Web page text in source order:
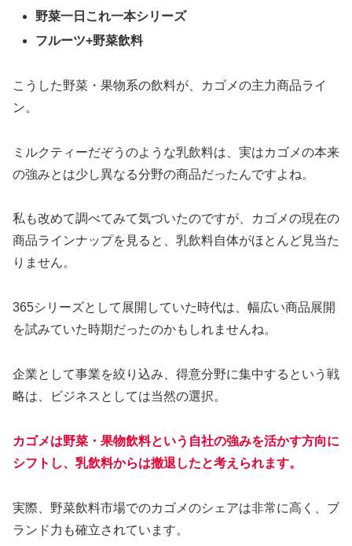
野菜一日これ一本シリーズ
フルーツ+野菜飲料
こうした野菜・果物系の飲料が、カゴメの主力商品ライ
ン。
ミルクティーだぞうのような乳飲料は、実はカゴメの本来
の強みとは少し異なる分野の商品だったんですよね。
私も改めて調べてみて気づいたのですが、カゴメの現在の
商品ラインナップを見ると、乳飲料自体がほとんど見当た
りません。
365シリーズとして展開していた時代は、幅広い商品展開
を試みていた時期だったのかもしれませんね。
企業として事業を絞り込み、得意分野に集中するという戦
略は、ビジネスとしては当然の選択。
カゴメは野菜・果物飲料という自社の強みを活かす方向に
シフトし、乳飲料からは撤退したと考えられます。
実際、野菜飲料市場でのカゴメのシェアは非常に高く、ブ
ランド力も確立されています。